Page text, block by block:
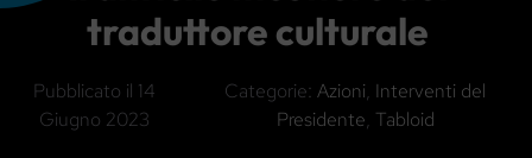
traduttore culturale
Pubblicato il 14
Giugno 2023
Categorie:Azioni, Interventi del
Presidente, Tabloid